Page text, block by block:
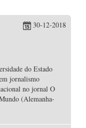
30-12-2018
do Estado
jornalismo
no jornal O
(Alemanha-